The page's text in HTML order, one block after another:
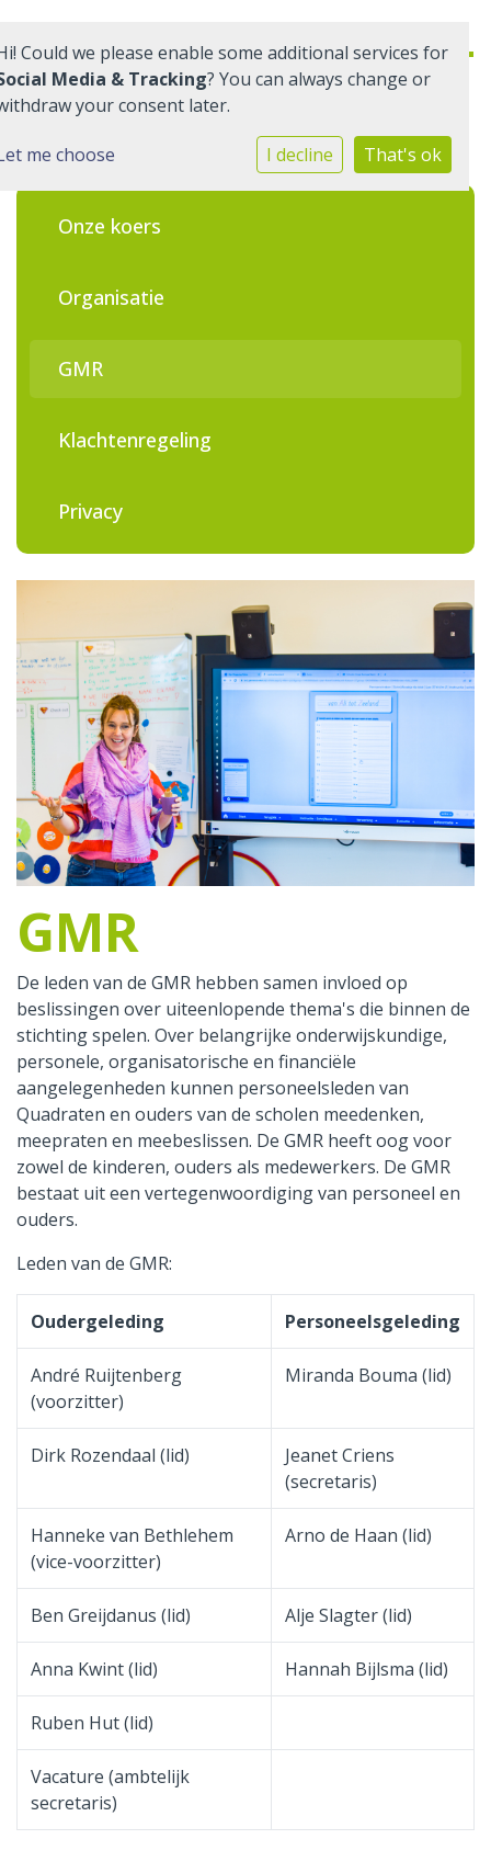
Over ons
Onze scholen
Onderwijs
Opvang
Werken bij Quadraten
Contact
Onze koers
Organisatie
GMR
Klachtenregeling
Privacy
GMR
De leden van de GMR hebben samen invloed op
beslissingen over uiteenlopende thema's die binnen de
stichting spelen. Over belangrijke onderwijskundige,
personele, organisatorische en financiële
aangelegenheden kunnen personeelsleden van
Quadraten en ouders van de scholen meedenken,
meepraten en meebeslissen. De GMR heeft oog voor
zowel de kinderen, ouders als medewerkers. De GMR
bestaat uit een vertegenwoordiging van personeel en
ouders.
Leden van de GMR:
Oudergeleding Personeelsgeleding
André Ruijtenberg
(voorzitter)
Miranda Bouma (lid)
Dirk Rozendaal (lid)
Jeanet Criens
(secretaris)
Hanneke van Bethlehem
(vice-voorzitter)
Arno de Haan (lid)
Ben Greijdanus (lid) Alje Slagter (lid)
Anna Kwint (lid) Hannah Bijlsma (lid)
Ruben Hut (lid)
Vacature (ambtelijk
secretaris)
Could we please enable some additional services for
Media & Tracking? You can always change or
your consent later.
me choose I decline That's ok